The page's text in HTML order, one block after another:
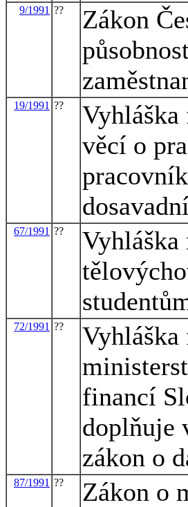
9/1991 ??
Zákon
19/1991 ??
Vyhláška
věcí o
67/1991 ??
Vyhláška
72/1991 ??
financí
doplňuje
zákon o
87/1991 ?? Zákon o